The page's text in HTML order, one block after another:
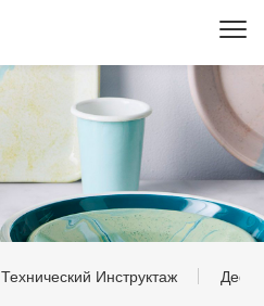
Технический Инструктаж